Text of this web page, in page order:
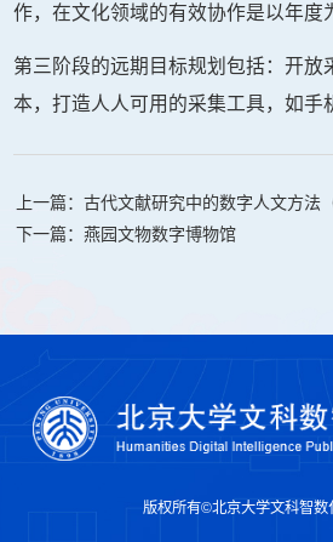
作，在文化领域的有效协作是以年度
第三阶段的远期目标规划包括：开放
本，打造人人可用的采集工具，如手
上一篇：古代文献研究中的数字人文方法
下一篇：燕园文物数字博物馆
版权所有©北京大学文科智数